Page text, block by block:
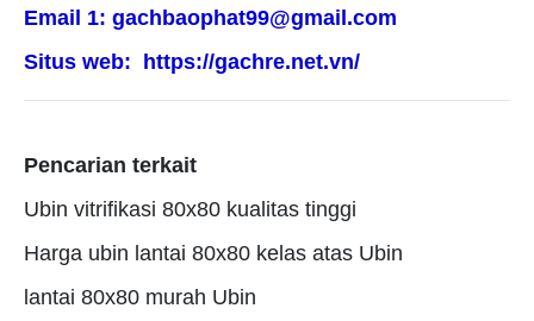
Email 1: gachbaophat99@gmail.com
Situs web:
https://gachre.net.vn/
Pencarian terkait
Ubin vitrifikasi 80x80 kualitas tinggi
Harga ubin lantai 80x80 kelas atas Ubin
lantai 80x80 murah Ubin